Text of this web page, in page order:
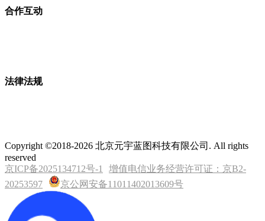
合作互动
法律法规
Copyright ©2018-2026 北京元宇蓝图科技有限公司. All rights
reserved
京ICP备2025134712号-1
增值电信业务经营许可证：京B2-
20253597
京公网安备11011402013609号